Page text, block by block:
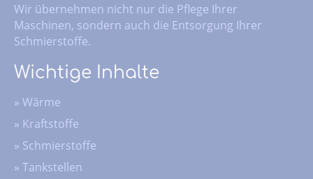
Wir übernehmen nicht nur die Pflege Ihrer
Maschinen, sondern auch die Entsorgung Ihrer
Schmierstoffe.
Wichtige Inhalte
» Wärme
» Kraftstoffe
» Schmierstoffe
» Tankstellen